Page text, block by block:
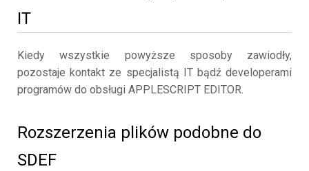
IT
Kiedy wszystkie powyższe sposoby zawiodły,
pozostaje kontakt ze specjalistą IT bądź developerami
programów do obsługi APPLESCRIPT EDITOR.
Rozszerzenia plików podobne do
SDEF